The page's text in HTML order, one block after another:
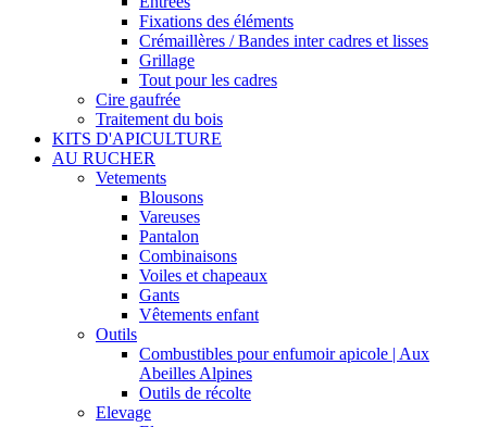
Fixations des éléments
Crémaillères / Bandes inter cadres et lisses
Grillage
Tout pour les cadres
Cire gaufrée
Traitement du bois
KITS D'APICULTURE
AU RUCHER
Vetements
Blousons
Vareuses
Pantalon
Combinaisons
Voiles et chapeaux
Gants
Vêtements enfant
Outils
Combustibles pour enfumoir apicole | Aux
Abeilles Alpines
Outils de récolte
Elevage